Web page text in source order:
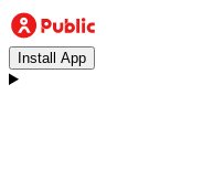
Install App